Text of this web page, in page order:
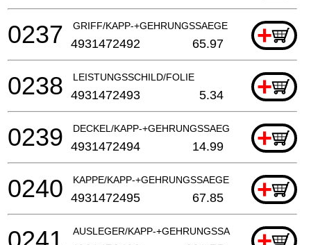
GRIFF/KAPP-+GEHRUNGSSAEGE +
0237 4931472492 65.97
LEISTUNGSSCHILD/FOLIE +
0238 4931472493 5.34
DECKEL/KAPP-+GEHRUNGSSAEGE +
0239 4931472494 14.99
KAPPE/KAPP-+GEHRUNGSSAEGE +
0240 4931472495 67.85
AUSLEGER/KAPP-+GEHRUNGSSAEGE